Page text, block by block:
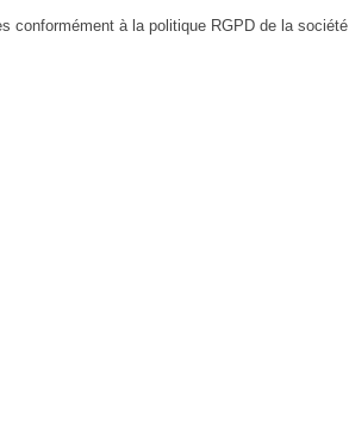
conformément à la politique RGPD de la société